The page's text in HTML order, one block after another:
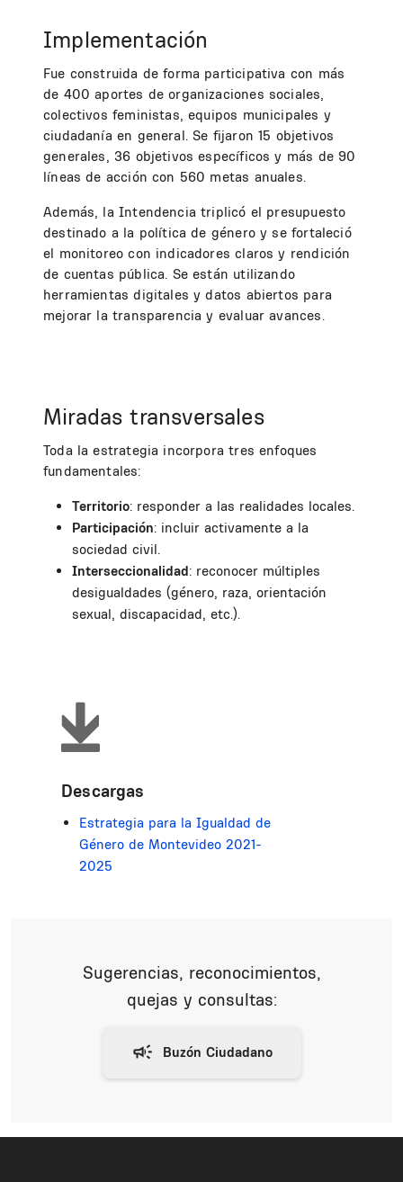
Implementación
Fue construida de forma participativa con más
de 400 aportes de organizaciones sociales,
colectivos feministas, equipos municipales y
ciudadanía en general. Se fijaron 15 objetivos
generales, 36 objetivos específicos y más de 90
líneas de acción con 560 metas anuales.
Además, la Intendencia triplicó el presupuesto
destinado a la política de género y se fortaleció
el monitoreo con indicadores claros y rendición
de cuentas pública. Se están utilizando
herramientas digitales y datos abiertos para
mejorar la transparencia y evaluar avances.
Miradas transversales
Toda la estrategia incorpora tres enfoques
fundamentales:
Territorio: responder a las realidades locales.
Participación: incluir activamente a la
sociedad civil.
Interseccionalidad: reconocer múltiples
desigualdades (género, raza, orientación
sexual, discapacidad, etc.).
Descargas
Estrategia para la Igualdad de
Género de Montevideo 2021-
2025
Sugerencias, reconocimientos,
quejas y consultas: